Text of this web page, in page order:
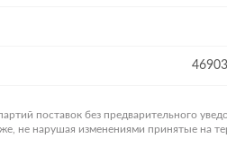
поставок без предварительного
не нарушая изменениями принятые на